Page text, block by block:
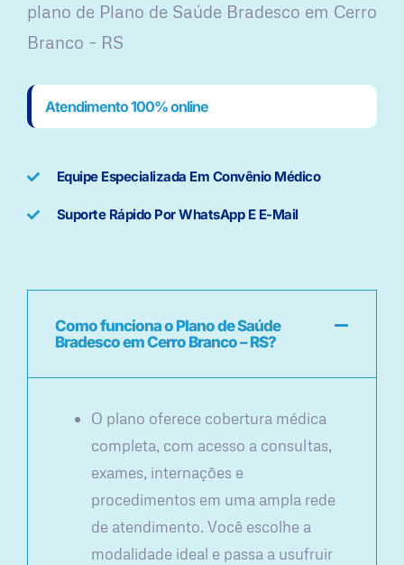
plano ​de Plano de Saúde Bradesco em Cerro
Branco – RS
Atendimento 100% online
Equipe Especializada Em Convênio Médico
Suporte Rápido Por WhatsApp E E-Mail
Como funciona o Plano de Saúde
Bradesco em Cerro Branco – RS?
O plano oferece cobertura médica
completa, com acesso a consultas,
exames, internações e
procedimentos em uma ampla rede
de atendimento. Você escolhe a
modalidade ideal e passa a usufruir